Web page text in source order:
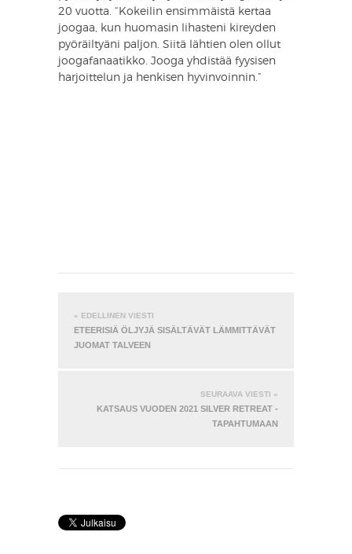
20 vuotta. “Kokeilin ensimmäistä kertaa
joogaa, kun huomasin lihasteni kireyden
pyöräiltyäni paljon. Siitä lähtien olen ollut
joogafanaatikko. Jooga yhdistää fyysisen
harjoittelun ja henkisen hyvinvoinnin.”
« EDELLINEN VIESTI
ETEERISIÄ ÖLJYJÄ SISÄLTÄVÄT LÄMMITTÄVÄT
JUOMAT TALVEEN
SEURAAVA VIESTI »
KATSAUS VUODEN 2021 SILVER RETREAT -
TAPAHTUMAAN